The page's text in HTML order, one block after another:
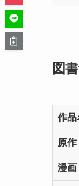
図
作品
原作
漫画